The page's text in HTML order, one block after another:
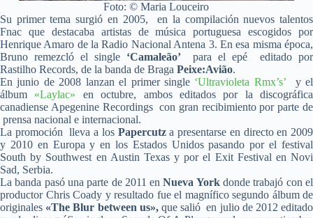
Foto: © Maria Louceiro
Su primer tema surgió en 2005, en la compilación nuevos talentos
Fnac que destacaba artistas de música portuguesa escogidos por
Henrique Amaro de la Radio Nacional Antena 3. En esa misma época,
Bruno remezcló el single‘Camaleão’para el epé editado por
Rastilho Records, de la banda de Braga Peixe:Avião.
En junio de 2008 lanzan el primer single ‘Ultravioleta Rmx’s’ y el
álbum «Laylac» en octubre, ambos editados por la discográfica
canadiense Apegenine Recordings con gran recibimiento por parte de
prensa nacional e internacional.
La promoción lleva a los Papercutza presentarse en directo en 2009
y 2010 en Europa y en los Estados Unidos pasando por el festival
South by Southwest en Austin Texas y por el Exit Festival en Novi
Sad, Serbia.
La banda pasó una parte de 2011 enNueva Yorkdonde trabajó con el
productor Chris Coady y resultado fue el magnífico segundo álbum de
originales «The Blur between us»,que salió en julio de 2012 editado